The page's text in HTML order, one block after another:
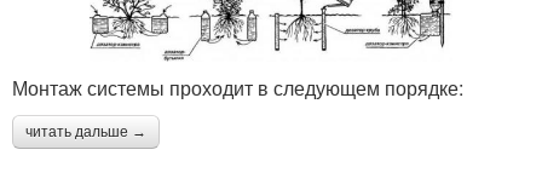
Монтаж системы проходит в следующем порядке:
читать дальше →